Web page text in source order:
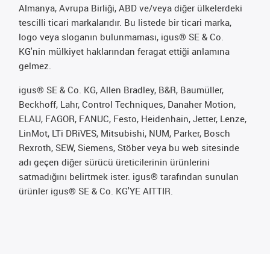
Almanya, Avrupa Birliği, ABD ve/veya diğer ülkelerdeki
tescilli ticari markalarıdır. Bu listede bir ticari marka,
logo veya sloganın bulunmaması, igus® SE & Co.
KG'nin mülkiyet haklarından feragat ettiği anlamına
gelmez.
igus® SE & Co. KG, Allen Bradley, B&R, Baumüller,
Beckhoff, Lahr, Control Techniques, Danaher Motion,
ELAU, FAGOR, FANUC, Festo, Heidenhain, Jetter, Lenze,
LinMot, LTi DRiVES, Mitsubishi, NUM, Parker, Bosch
Rexroth, SEW, Siemens, Stöber veya bu web sitesinde
adı geçen diğer sürücü üreticilerinin ürünlerini
satmadığını belirtmek ister. igus® tarafından sunulan
ürünler igus® SE & Co. KG'YE AITTIR.